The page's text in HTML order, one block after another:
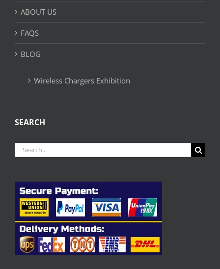
ABOUT US
FAQS
BLOG
Wireless Chargers Exhibition
SEARCH
Search
for: